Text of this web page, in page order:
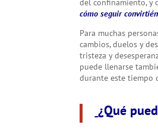
cómo seguir
Para muchas
cambios, duelos y
tristeza y
puede llenarse
durante este tiempo
¿Qué